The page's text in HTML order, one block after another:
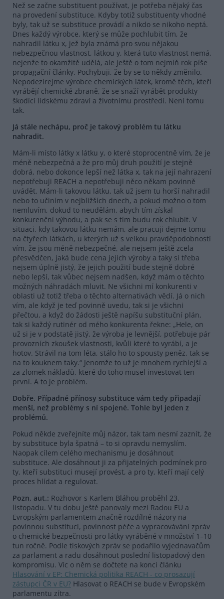
Než se začne substituent používat, je potřeba nějaký čas
na provedení substituce. Kdyby totiž substituenty vhodné
byly, tak už se substituce provádí a nikdo se nikoho neptá.
Dnes každý výrobce, který se může pochlubit tím, že
nahradil látku x, jež byla známá pro svou nějakou
nebezpečnou vlastnost, látkou y, která tuto vlastnost nemá,
nejenže to okamžitě udělá, ale ještě o tom nejmíň rok píše
propagační články. Pochybuji, že by se to někdy změnilo.
Nepodezírejme výrobce chemických látek, kromě těch, kteří
vyrábějí chemické zbraně, že se snaží vyrábět produkty
škodící lidskému zdraví a životnímu prostředí. Není tomu
tak.
Já stále nechápu, proč je takový problém tu látku
nahradit.
Mám-li místo látky x látku y, o které stoprocentně vím, že je
méně nebezpečná a že pro můj druh použití je stejně
dobrá, nebo dokonce lepší než látka x, tak na její nahrazení
nepotřebuji REACH a nepotřebuji něco někam povinně
uvádět. Mám-li takovou látku, tak už jsem tu horší nahradil
nebo to učiním v nejbližších dnech, a pokud možno o tom
nemluvím, dokud to neudělám, abych tím získal
konkurenční výhodu, a pak se s tím budu rok chlubit. V
situaci, kdy takovou látku nemám, ale pracuji dejme tomu
na čtyřech látkách, u kterých už s velkou pravděpodobností
vím, že jsou méně nebezpečné, ale nejsem ještě zcela
přesvědčen, jaká bude cena jejich výroby a taky si třeba
nejsem úplně jistý, že jejich použití bude stejně dobré
nebo lepší, tak vůbec nejsem nadšen, když mám o těchto
možných náhradách mluvit. Ne všichni mí konkurenti v
oblasti už totiž třeba o těchto alternativách vědí. Já o nich
vím, ale když je teď povinně uvedu, tak si je všichni
přečtou, a když do žádosti ještě napíšu substituční plán,
tak si každý rutinér od mého konkurenta řekne: „Hele, on
už si je v podstatě jistý, že výroba je levnější, potřebuje pár
provozních zkoušek vlastnosti, kvůli které to vyrábí, a je
hotov. Strávil na tom léta, stálo ho to spousty peněz, tak se
na to kouknem taky.“ Jenomže to už je mnohem rychlejší a
za zlomek nákladů, které do toho musel investovat ten
první. A to je problém.
Dobře. Případné přínosy substituce vám tedy připadají
menší, než problémy s ní spojené. Tohle byl jeden z
problémů.
Pokud někde zveřejníte můj názor, tak tam nesmí zaznít, že
by substituce byla špatná – to si opravdu nemyslím.
Naopak cílem celého mechanismu je dosáhnout
substituce. Ale dosáhnout ji za přijatelných podmínek pro
ty, kteří substituci musejí provést, a pro ty, kteří mají celý
proces hlídat a regulovat.
Pozn. aut.: Rozhovor s Karlem Bláhou proběhl 23.
listopadu. V tu dobu ještě panovaly mezi Radou EU a
Evropským parlamentem značně rozdílné názory na
povinnou substituci, povinnost péče a vypracovávání zpráv
o chemické bezpečnosti pro látky vyráběné v množství 1–10
tun ročně. Podle tiskových zpráv se podařilo vyjednavačům
za parlament a radu dosáhnout poslední listopadový den
kompromisu. Víc o něm se dočtete na konci článku
Hlasování v EP: Chemická politika REACH - co prosazují
zástupci ČR v EU? Hlasovat o REACH se bude v Evropském
parlamentu zítra.